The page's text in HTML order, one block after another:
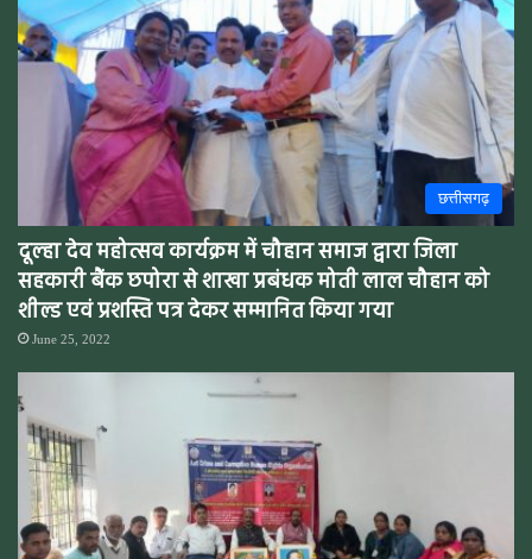
छत्तीसगढ़
दूल्हा देव महोत्सव कार्यक्रम में चौहान समाज द्वारा जिला
सहकारी बैंक छपोरा से शाखा प्रबंधक मोती लाल चौहान को
शील्ड एवं प्रशस्ति पत्र देकर सम्मानित किया गया
June 25, 2022